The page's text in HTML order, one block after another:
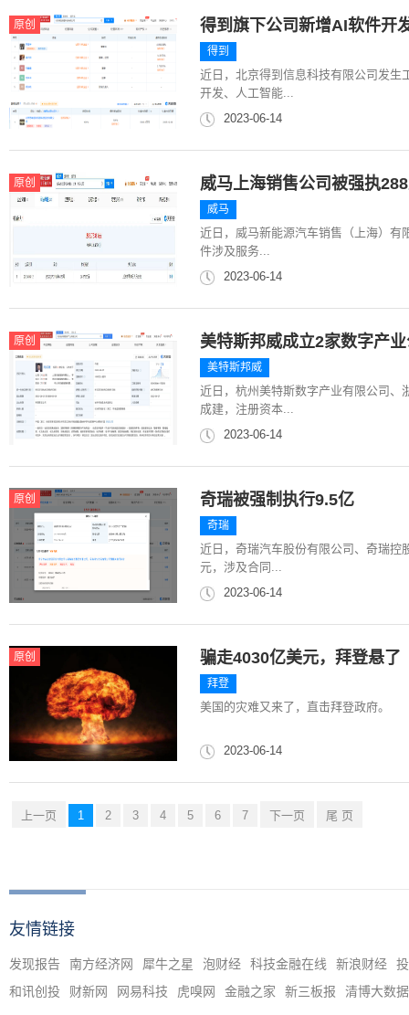
原创 得到旗下公司新增AI软件开
得到
近日，北京得到信息科技有限公司发生
开发、人工智能...
2023-06-14
原创 威马上海销售公司被强执
威马
近日，威马新能源汽车销售（上海）有
件涉及服务...
2023-06-14
原创 美特斯邦威成立2家数字产
美特斯邦威
近日，杭州美特斯数字产业有限公司、
成建，注册资本...
2023-06-14
原创 奇瑞被强制执行9.5亿
奇瑞
近日，奇瑞汽车股份有限公司、奇瑞控
元，涉及合同...
2023-06-14
原创 骗走4030亿美元，拜登悬了
拜登
美国的灾难又来了，直击拜登政府。
2023-06-14
上一页 1 2 3 4 5 6 7 下一页 尾 页
友情链接
发现报告 南方经济网 犀牛之星 泡财经 科技金融在线 新浪财经
和讯创投
财新网 网易科技 虎嗅网 金融之家 新三板报 清博大数据